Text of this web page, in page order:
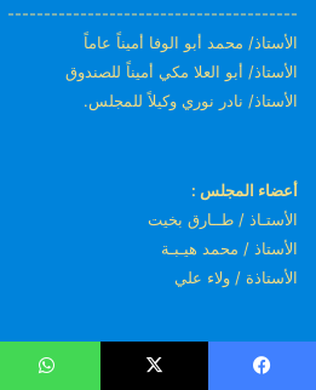
----------------------------------------
الأستاذ/ محمد أبو الوفا أميناً عاماً
الأستاذ/ أبو العلا مكي أميناً للصندوق
الأستاذ/ نادر نوري وكيلاً للمجلس.
أعضاء المجلس :
الأستـاذ / طــارق بخيت
الأستاذ / محمد هيـبـة
الأستاذة / ولاء علي
أعضاء المجلس :